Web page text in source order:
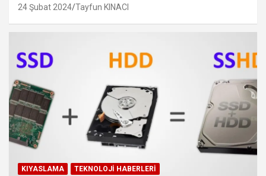
24 Şubat 2024 Tayfun KINACI
KIYASLAMA TEKNOLOJI HABERLERI